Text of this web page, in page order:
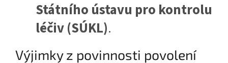
Státního ústavu pro kontrolu
léčiv (SÚKL).
Výjimky z povinnosti povolení